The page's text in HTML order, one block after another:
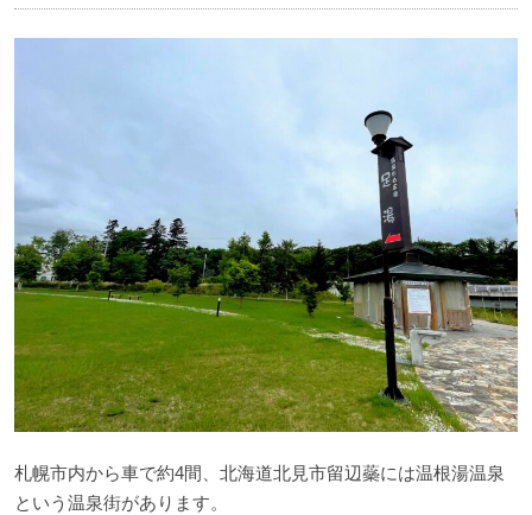
エリアから選ぶ
当サイトについて
ご意見・お問い合わせ 利用規約
個人情報保護方針
札幌市内から車で約4間、北海道北見市留辺蘂には温根湯温泉
という温泉街があります。